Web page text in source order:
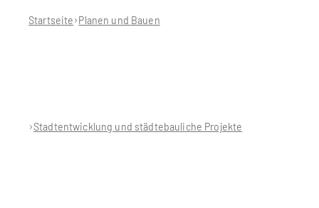
Startseite Planen und Bauen
Stadtentwicklung und städtebauliche Projekte